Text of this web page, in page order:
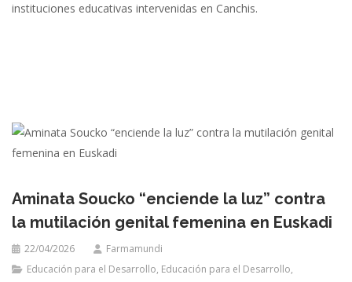
instituciones educativas intervenidas en Canchis.
Aminata Soucko “enciende la luz” contra
la mutilación genital femenina en Euskadi
22/04/2026
Farmamundi
Educación para el Desarrollo, Educación para el Desarrollo,